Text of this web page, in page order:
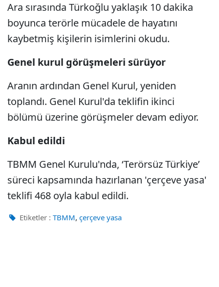
Ara sırasında Türkoğlu yaklaşık 10 dakika
boyunca terörle mücadele de hayatını
kaybetmiş kişilerin isimlerini okudu.
Genel kurul görüşmeleri sürüyor
Aranın ardından Genel Kurul, yeniden
toplandı. Genel Kurul'da teklifin ikinci
bölümü üzerine görüşmeler devam ediyor.
Kabul edildi
TBMM Genel Kurulu'nda, ‘Terörsüz Türkiye’
süreci kapsamında hazırlanan 'çerçeve yasa'
teklifi 468 oyla kabul edildi.
Etiketler : TBMM, çerçeve yasa